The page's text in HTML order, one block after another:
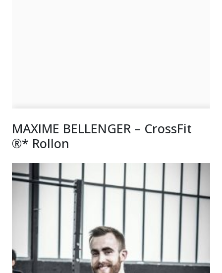
MAXIME BELLENGER – CrossFit
®* Rollon